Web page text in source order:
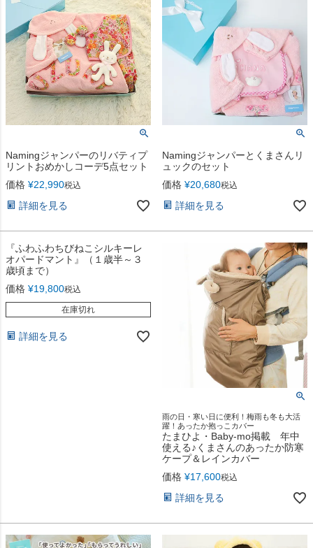
Namingジャンパーのリバティプ
リントおめかしコーデ5点セット
価格 ¥22,990税込
詳細を見る
Namingジャンパーとくまさんリ
ュックのセット
価格 ¥20,680税込
詳細を見る
『ふわふわちびねこシルキーレ
オパードマント』（１歳半～３
歳頃まで）
価格 ¥19,800税込
在庫切れ
詳細を見る
雨の日・寒い日に便利！梅雨も冬も大活
躍！あったか抱っこカバー
たまひよ・Baby-mo掲載 年中
使える♪くまさんのあったか防寒
ケープ＆レインカバー
価格 ¥17,600税込
詳細を見る